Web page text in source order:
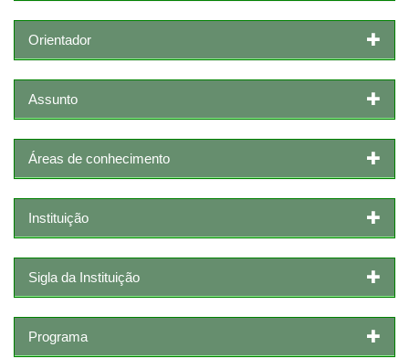
Orientador
Assunto
Áreas de conhecimento
Instituição
Sigla da Instituição
Programa